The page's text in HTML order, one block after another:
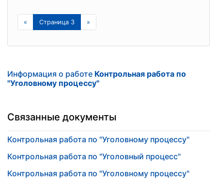
« Страница 3 »
Информация о работе Контрольная работа по
"Уголовному процессу"
Связанные документы
Контрольная работа по "Уголовному процессу"
Контрольная работа по "Уголовный процесс"
Контрольная работа по "Уголовному процессу"